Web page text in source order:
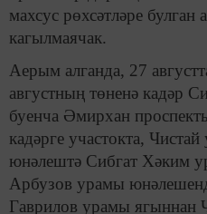
махсус рөхсәтләре булган
кагылмаячак.
Аерым алганда, 27
августның төненә кадәр
буенча Әмирхан
кадәрге участокта,
юнәлештә Сибгат Хәким
Арбузов урамы
Гаврилов урамы ягыннан